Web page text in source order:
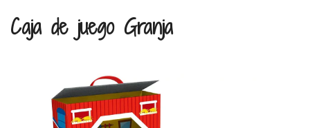
Caja de juego Granja